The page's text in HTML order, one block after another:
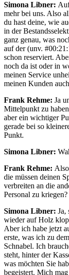
Simona Libner:
mehr bei uns. Also
du hast deine, wie
in der
ganz genau, was
auf der (unv.
schon reserviert.
noch da ist oder in
meinen Service
meinen Kunden
Frank Rehme: Ja
Mittelpunkt zu
aber ein wichtiger
gerade bei so
Punkt.
Simona Libner:
Frank Rehme:
die müssen deinen
verbreiten an die
Personal zu kriegen?
Simona Libner: Ja,
wieder auf Holz
Aber ich habe jetzt
erste, was ich zu
Schnabel. Ich
steht, hinter der
was möchten Sie
begeistert. Mich